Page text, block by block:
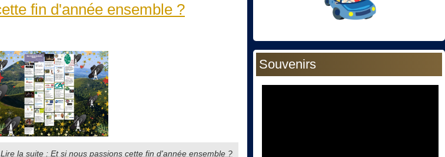
fin d'année ensemble ?
Lire la suite : Et si nous passions cette fin d'année ensemble ?
Souvenirs